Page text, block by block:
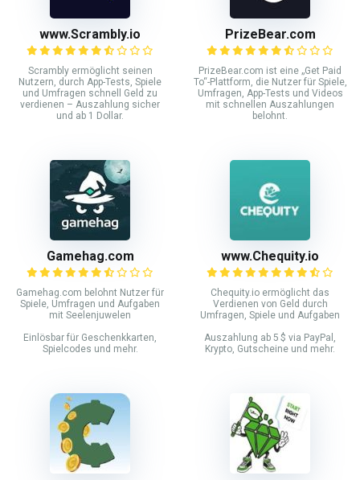
www.Scrambly.io
Scrambly ermöglicht seinen
Nutzern, durch App-Tests, Spiele
und Umfragen schnell Geld zu
verdienen – Auszahlung sicher
und ab 1 Dollar.
PrizeBear.com
PrizeBear.com ist eine „Get Paid
To“-Plattform, die Nutzer für Spiele,
Umfragen, App-Tests und Videos
mit schnellen Auszahlungen
belohnt.
Gamehag.com
Gamehag.com belohnt Nutzer für
Spiele, Umfragen und Aufgaben
mit Seelenjuwelen
Einlösbar für Geschenkkarten,
Spielcodes und mehr.
www.Chequity.io
Chequity.io ermöglicht das
Verdienen von Geld durch
Umfragen, Spiele und Aufgaben
Auszahlung ab 5 $ via PayPal,
Krypto, Gutscheine und mehr.